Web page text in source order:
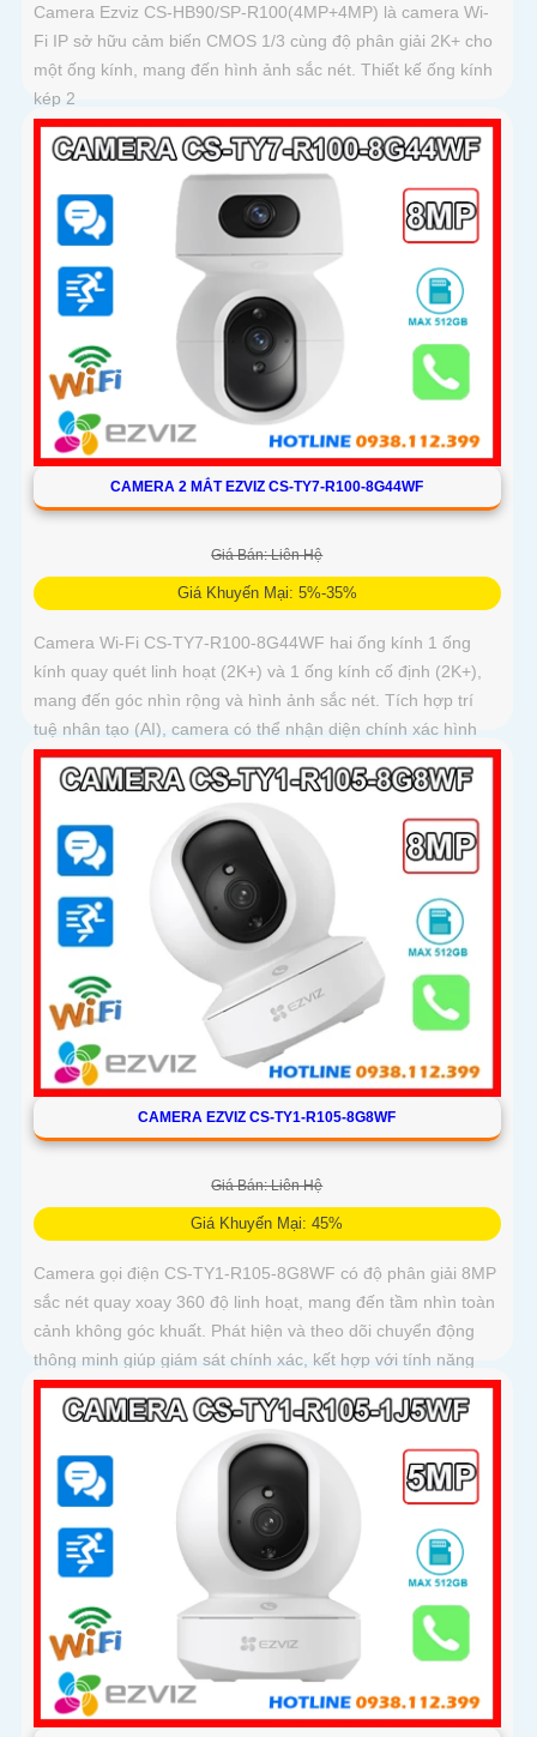
Camera Ezviz CS-HB90/SP-R100(4MP+4MP) là camera Wi-
Fi IP sở hữu cảm biến CMOS 1/3 cùng độ phân giải 2K+ cho
một ống kính, mang đến hình ảnh sắc nét. Thiết kế ống kính
kép 2
CAMERA 2 MẮT EZVIZ CS-TY7-R100-8G44WF
Giá Bán: Liên Hệ
Giá Khuyến Mại: 5%-35%
Camera Wi-Fi CS-TY7-R100-8G44WF hai ống kính 1 ống
kính quay quét linh hoạt (2K+) và 1 ống kính cố định (2K+),
mang đến góc nhìn rộng và hình ảnh sắc nét. Tích hợp trí
tuệ nhân tạo (AI), camera có thể nhận diện chính xác hình
dạng con người
CAMERA EZVIZ CS-TY1-R105-8G8WF
Giá Bán: Liên Hệ
Giá Khuyến Mại: 45%
Camera gọi điện CS-TY1-R105-8G8WF có độ phân giải 8MP
sắc nét quay xoay 360 độ linh hoạt, mang đến tầm nhìn toàn
cảnh không góc khuất. Phát hiện và theo dõi chuyển động
thông minh giúp giám sát chính xác, kết hợp với tính năng
đàm thoại hai chiều giao tiếp dễ dàng từ xa